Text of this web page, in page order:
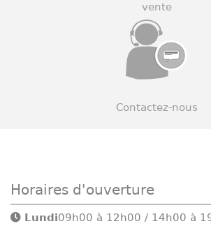
vente
Contactez-nous
Horaires d'ouverture
Lundi09h00 à 12h00 / 14h00 à